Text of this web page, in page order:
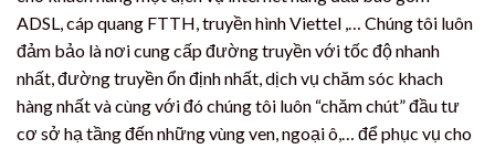
ADSL, cáp quang FTTH, truyền hình Viettel ,… Chúng tôi luôn
đảm bảo là nơi cung cấp đường truyền với tốc độ nhanh
nhất, đường truyền ổn định nhất, dịch vụ chăm sóc khach
hàng nhất và cùng với đó chúng tôi luôn “chăm chút” đầu tư
cơ sở hạ tầng đến những vùng ven, ngoại ô,… để phục vụ cho